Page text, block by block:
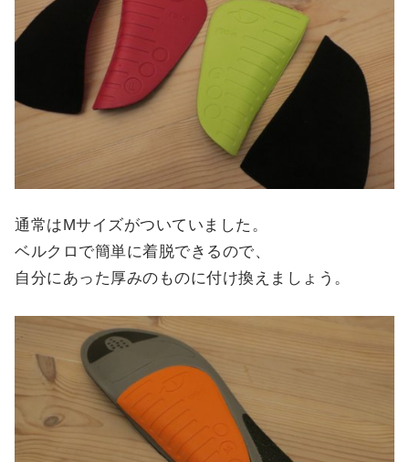
通常はMサイズがついていました。
ベルクロで簡単に着脱できるので、
自分にあった厚みのものに付け換えましょう。